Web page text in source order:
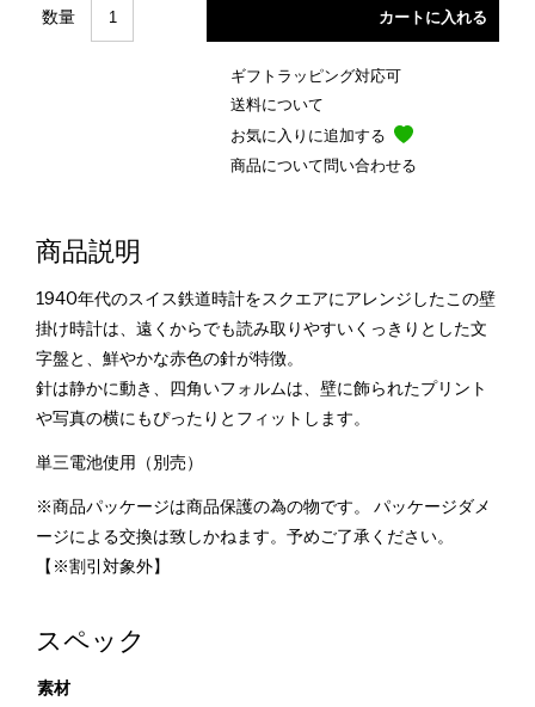
数量
ギフトラッピング対応可
送料について
お気に入りに追加する
商品について問い合わせる
商品説明
1940年代のスイス鉄道時計をスクエアにアレンジしたこの壁
掛け時計は、遠くからでも読み取りやすいくっきりとした文
字盤と、鮮やかな赤色の針が特徴。
針は静かに動き、四角いフォルムは、壁に飾られたプリント
や写真の横にもぴったりとフィットします。
単三電池使用（別売）
※商品パッケージは商品保護の為の物です。 パッケージダメ
ージによる交換は致しかねます。予めご了承ください。
【※割引対象外】
スペック
素材